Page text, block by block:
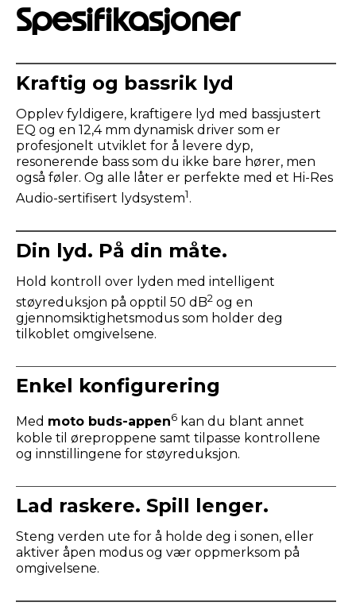
Spesifikasjoner
Kraftig og bassrik lyd
Opplev fyldigere, kraftigere lyd med bassjustert
EQ og en 12,4 mm dynamisk driver som er
profesjonelt utviklet for å levere dyp,
resonerende bass som du ikke bare hører, men
også føler. Og alle låter er perfekte med et Hi-Res
Audio-sertifisert lydsystem1.
Din lyd. På din måte.
Hold kontroll over lyden med intelligent
støyreduksjon på opptil 50 dB2 og en
gjennomsiktighetsmodus som holder deg
tilkoblet omgivelsene.
Enkel konfigurering
Med moto buds-appen6 kan du blant annet
koble til øreproppene samt tilpasse kontrollene
og innstillingene for støyreduksjon.
Lad raskere. Spill lenger.
Steng verden ute for å holde deg i sonen, eller
aktiver åpen modus og vær oppmerksom på
omgivelsene.